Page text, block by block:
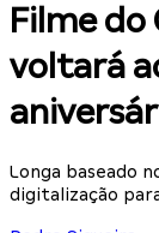
Filme
voltará
Longa baseado
digitalização